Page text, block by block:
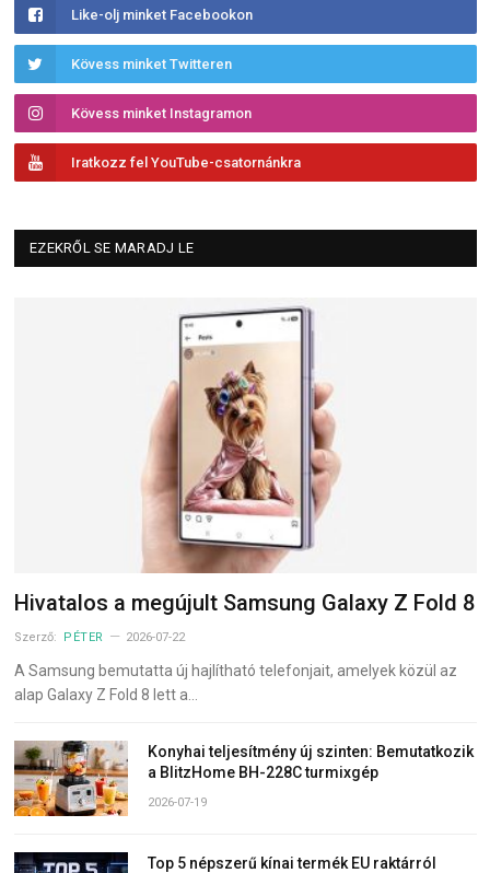
Like-olj minket Facebookon
Kövess minket Twitteren
Kövess minket Instagramon
Iratkozz fel YouTube-csatornánkra
EZEKRŐL SE MARADJ LE
Hivatalos a megújult Samsung Galaxy Z Fold 8
Szerző: PÉTER 2026-07-22
A Samsung bemutatta új hajlítható telefonjait, amelyek közül az
alap Galaxy Z Fold 8 lett a…
Konyhai teljesítmény új szinten: Bemutatkozik
a BlitzHome BH-228C turmixgép
2026-07-19
Top 5 népszerű kínai termék EU raktárról